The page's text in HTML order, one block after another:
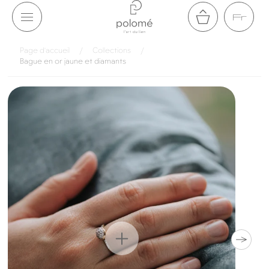
Aller au
contenu
Panier Fr
Page d'accueil / Collections
/
Bague en or jaune et diamants